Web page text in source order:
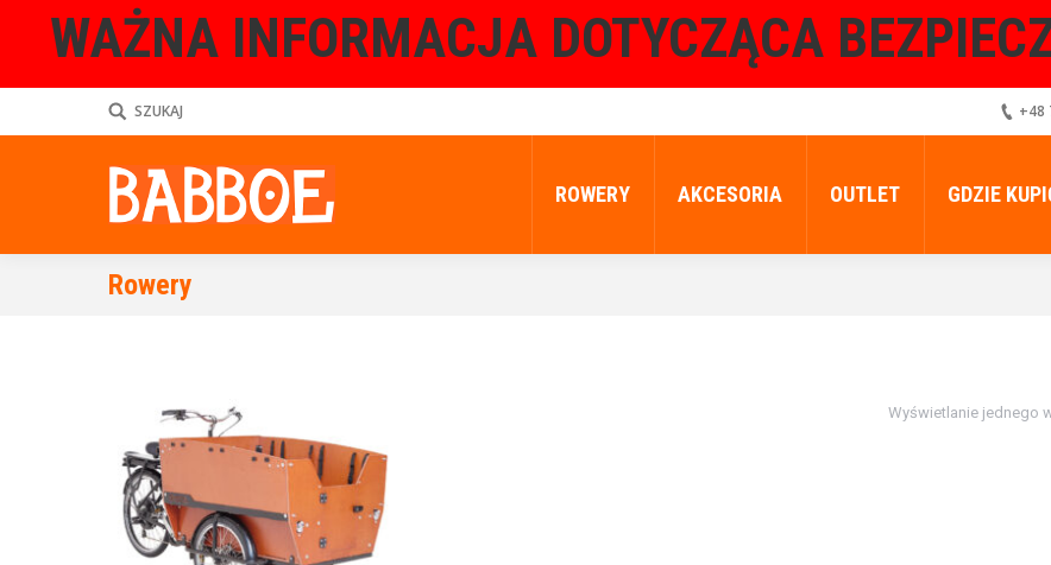
WAŻNA INFORMACJA DOTYCZĄCA
SZUKAJ +48
ROWERY AKCESORIA OUTLET GDZIE
Rowery
Wyświetlanie jednego